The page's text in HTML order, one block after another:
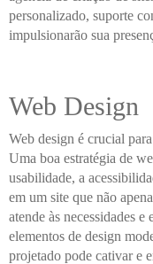
personalizado, suporte
impulsionarão sua
Web Design
Web design é crucial
Uma boa estratégia de
usabilidade, a
em um site que não
atende às necessidades
elementos de design
projetado pode cativar e